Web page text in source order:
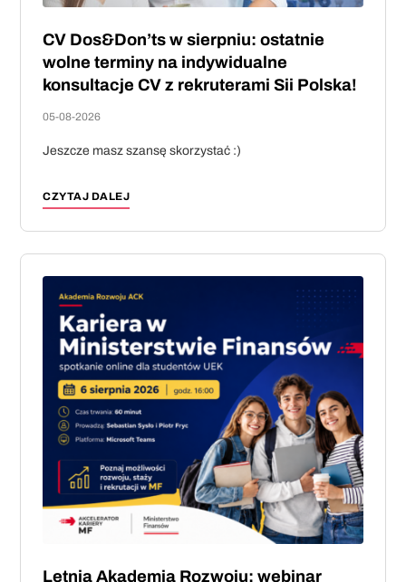
CV Dos&Don’ts w sierpniu: ostatnie
wolne terminy na indywidualne
konsultacje CV z rekruterami Sii Polska!
05-08-2026
Jeszcze masz szansę skorzystać :)
CZYTAJ DALEJ
Letnia Akademia Rozwoju: webinar